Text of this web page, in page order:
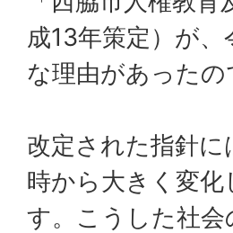
成13年策定）が
な理由があったの
改定された指針
時から大きく変
す。こうした社